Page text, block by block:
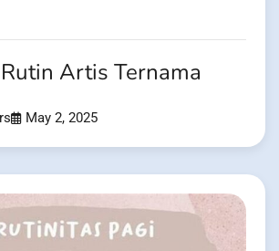
Artis Ternama
May 2, 2025